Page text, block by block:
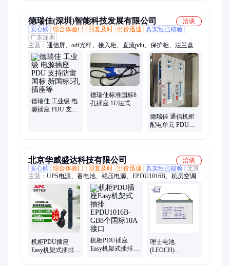
德瑞佳(深圳)智能科技发展有限公司
洽谈
安心购
综合体验L1 回复及时 出价迅速
真实性已核验
广东深圳
主营： 通信屏、odf光纤、接入柜、直流pdu、保护柜、法兰盘、
熔接盘、光纤盒、桌面盒、电源盒、120面板、屏机柜、ups机
柜、连接头、分纤箱、适配器、分配盘、配线柜、模块vdf、连
接器、跳线架、防护柜、网络柜、通信机、配线架
德瑞佳 工业级 电
源插座 PDU 支持
德瑞佳标准国标8
孔插座 1U法式
德瑞佳 通信机柜
配电单元 PDU配
北京华威盛达科技有限公司
洽谈
安心购
综合体验L1 回复及时 出价迅速 真实性已核验 北京
主营： UPS电源、蓄电池、稳压电源、EPDU1016B、机房空调
机柜PDU插座
Easy机架式插排
机柜PDU插座
Easy机架式插排
理士电池
(LEOCH)